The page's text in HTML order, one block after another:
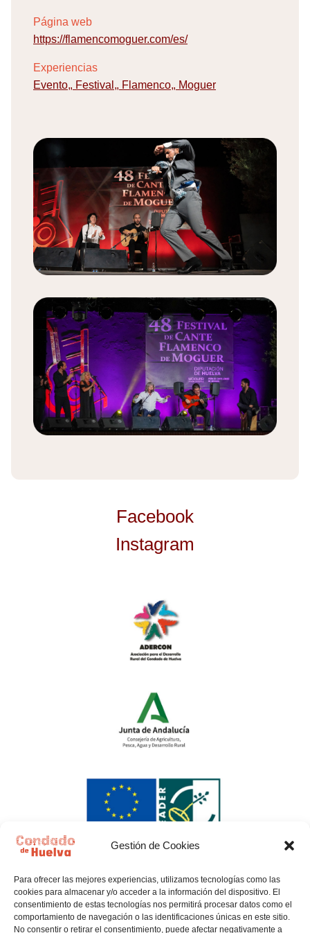
Gestión de Cookies
Para ofrecer las mejores experiencias, utilizamos tecnologías como las
cookies para almacenar y/o acceder a la información del dispositivo. El
consentimiento de estas tecnologías nos permitirá procesar datos como el
comportamiento de navegación o las identificaciones únicas en este sitio.
No consentir o retirar el consentimiento, puede afectar negativamente a
Página web
https://flamencomoguer.com/es/
Experiencias
Evento, Festival , Flamenco, Moguer
Facebook
Instagram